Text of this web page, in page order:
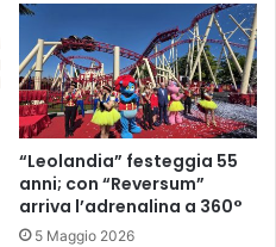
“Leolandia” festeggia 55
anni; con “Reversum”
arriva l’adrenalina a 360°
5 Maggio 2026